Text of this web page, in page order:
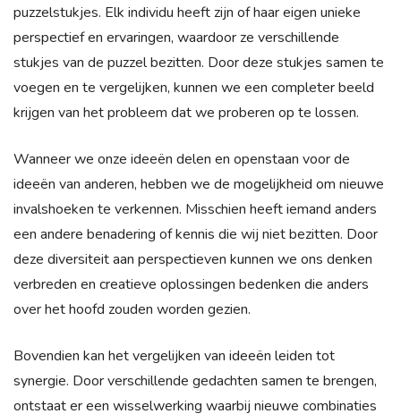
puzzelstukjes. Elk individu heeft zijn of haar eigen unieke
perspectief en ervaringen, waardoor ze verschillende
stukjes van de puzzel bezitten. Door deze stukjes samen te
voegen en te vergelijken, kunnen we een completer beeld
krijgen van het probleem dat we proberen op te lossen.
Wanneer we onze ideeën delen en openstaan voor de
ideeën van anderen, hebben we de mogelijkheid om nieuwe
invalshoeken te verkennen. Misschien heeft iemand anders
een andere benadering of kennis die wij niet bezitten. Door
deze diversiteit aan perspectieven kunnen we ons denken
verbreden en creatieve oplossingen bedenken die anders
over het hoofd zouden worden gezien.
Bovendien kan het vergelijken van ideeën leiden tot
synergie. Door verschillende gedachten samen te brengen,
ontstaat er een wisselwerking waarbij nieuwe combinaties